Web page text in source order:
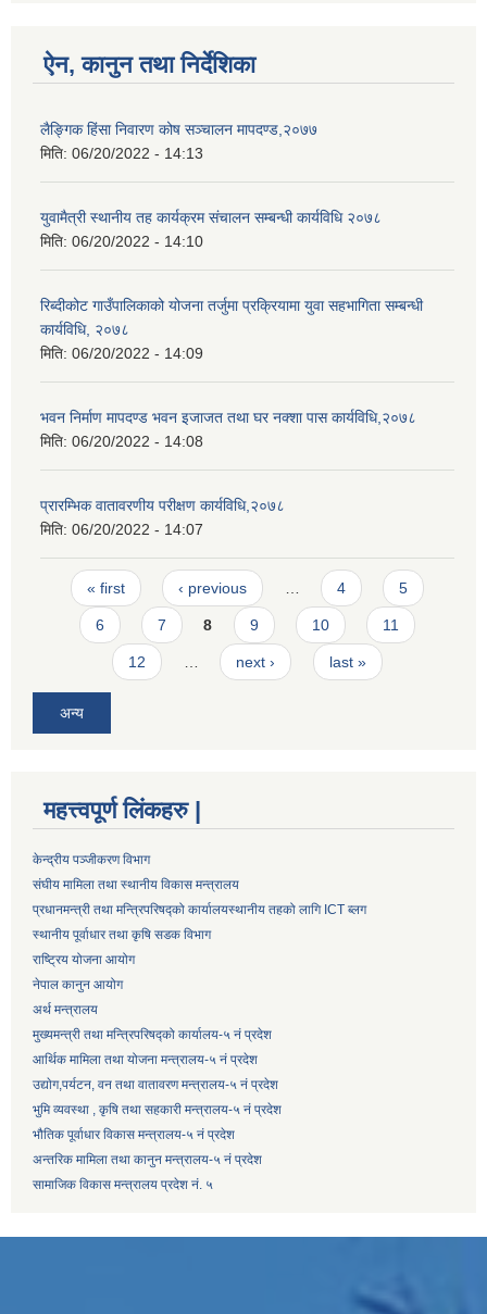
ऐन, कानुन तथा निर्देशिका
लैङ्गिक हिंसा निवारण कोष सञ्चालन मापदण्ड,२०७७
मिति: 06/20/2022 - 14:13
युवामैत्री स्थानीय तह कार्यक्रम संचालन सम्बन्धी कार्यविधि २०७८
मिति: 06/20/2022 - 14:10
रिब्दीकोट गाउँपालिकाको योजना तर्जुमा प्रक्रियामा युवा सहभागिता सम्बन्धी
कार्यविधि, २०७८
मिति: 06/20/2022 - 14:09
भवन निर्माण मापदण्ड भवन इजाजत तथा घर नक्शा पास कार्यविधि,२०७८
मिति: 06/20/2022 - 14:08
प्रारम्भिक वातावरणीय परीक्षण कार्यविधि,२०७८
मिति: 06/20/2022 - 14:07
Pages
« first ‹ previous … 4 5
6 7 8 9 10 11
12 … next › last »
अन्य
महत्त्वपूर्ण लिंकहरु |
केन्द्रीय पञ्जीकरण विभाग
संघीय मामिला तथा स्थानीय विकास मन्त्रालय
प्रधानमन्त्री तथा मन्त्रिपरिषद्को कार्यालयस्थानीय तहको लागि ICT ब्लग
स्थानीय पूर्वाधार तथा कृषि सडक विभाग
राष्ट्रिय योजना आयोग
नेपाल कानुन आयोग
अर्थ मन्त्रालय
मुख्यमन्त्री तथा मन्त्रिपरिषद्को कार्यालय-५ नं प्रदेश
आर्थिक मामिला तथा योजना मन्त्रालय-५ नं प्रदेश
उद्याेग,पर्यटन, वन तथा वातावरण मन्त्रालय-५ नं प्रदेश
भुमि व्यवस्था , कृषि तथा सहकारी मन्त्रालय-५ नं प्रदेश
भौतिक पूर्वाधार विकास मन्त्रालय-५ नं प्रदेश
अन्तरिक मामिला तथा कानुन मन्त्रालय-५ नं प्रदेश
सामाजिक विकास मन्त्रालय प्रदेश नं. ५